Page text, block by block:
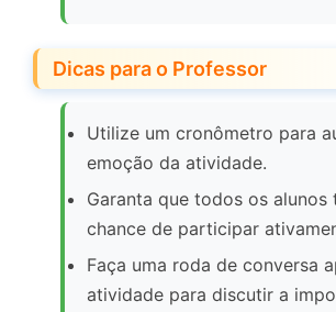
Dicas para o Professor
Utilize um cronômetro para
emoção da atividade.
Garanta que todos os alunos
chance de participar
Faça uma roda de conversa
atividade para discutir a